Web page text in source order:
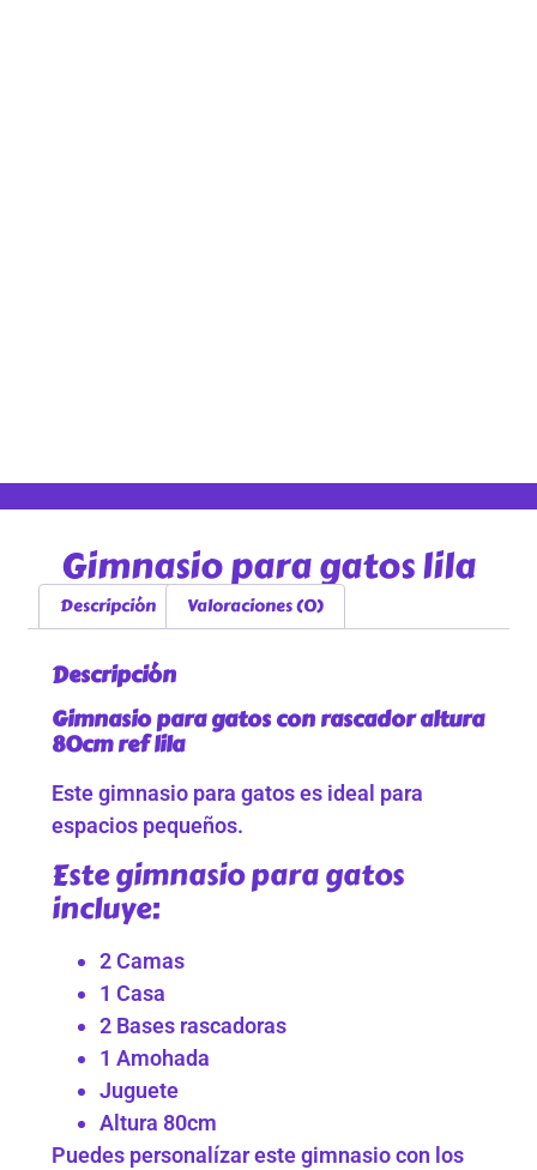
Gimnasio para gatos lila
Descripción Valoraciones (0)
Descripción
Gimnasio para gatos con rascador altura
80cm ref lila
Este gimnasio para gatos es ideal para
espacios pequeños.
Este gimnasio para gatos
incluye:
2 Camas
1 Casa
2 Bases rascadoras
1 Amohada
Juguete
Altura 80cm
Puedes personalízar este gimnasio con los